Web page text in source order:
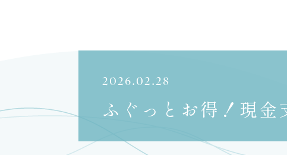
2026.02.28
ふぐっとお得！現